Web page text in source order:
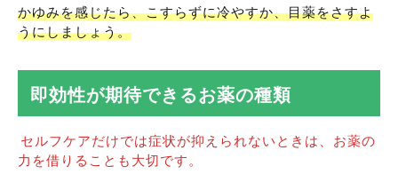
かゆみを感じたら、こすらずに冷やすか、目薬をさすよ
うにしましょう。
即効性が期待できるお薬の種類
セルフケアだけでは症状が抑えられないときは、お薬の
力を借りることも大切です。